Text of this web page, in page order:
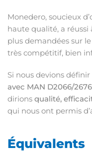
Monedero, soucieux
haute qualité, a réussi
plus demandées sur
très compétitif, bien
Si nous devions définir
avec MAN D2066/
dirions qualité,
qui nous ont permis
Équivalents